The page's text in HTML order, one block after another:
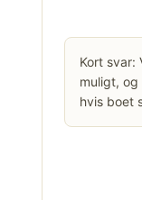
Kort svar:
muligt,
hvis boet